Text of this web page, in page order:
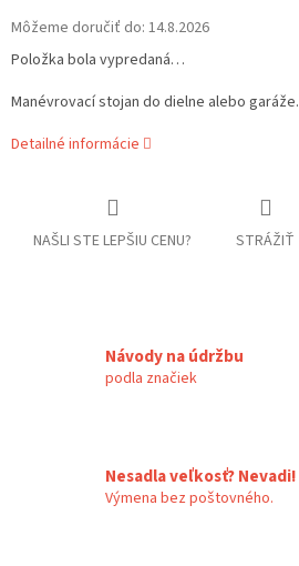
Môžeme doručiť do: 14.8.2026
Položka bola vypredaná…
Manévrovací stojan do dielne alebo garáže.
Detailné informácie
NAŠLI STE LEPŠIU CENU? STRÁŽIŤ
Návody na údržbu
podla značiek
Nesadla veľkosť? Nevadi!
Výmena bez poštovného.